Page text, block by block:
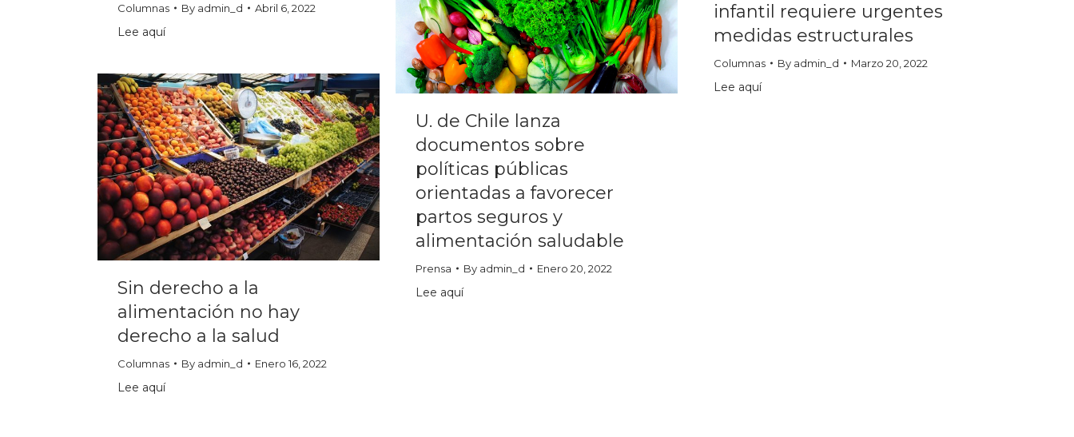
Columnas By admin_d Abril 6, 2022
Lee aquí
infantil requiere urgentes
medidas estructurales
Columnas By admin_d Marzo 20, 2022
Lee aquí
U. de Chile lanza
documentos sobre
políticas públicas
orientadas a favorecer
partos seguros y
alimentación saludable
Prensa By admin_d Enero 20, 2022
Lee aquí
Sin derecho a la
alimentación no hay
derecho a la salud
Columnas By admin_d Enero 16, 2022
Lee aquí